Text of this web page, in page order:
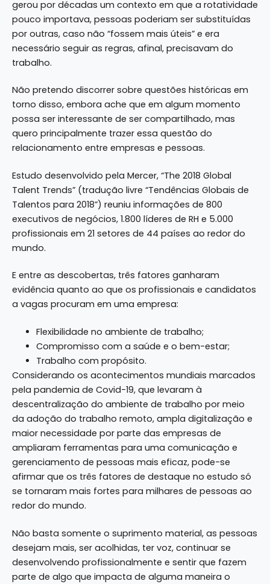
gerou por décadas um contexto em que a rotatividade
pouco importava, pessoas poderiam ser substituídas
por outras, caso não “fossem mais úteis” e era
necessário seguir as regras, afinal, precisavam do
trabalho.
Não pretendo discorrer sobre questões históricas em
torno disso, embora ache que em algum momento
possa ser interessante de ser compartilhado, mas
quero principalmente trazer essa questão do
relacionamento entre empresas e pessoas.
Estudo desenvolvido pela Mercer, “The 2018 Global
Talent Trends” (tradução livre “Tendências Globais de
Talentos para 2018”) reuniu informações de 800
executivos de negócios, 1.800 líderes de RH e 5.000
profissionais em 21 setores de 44 países ao redor do
mundo.
E entre as descobertas, três fatores ganharam
evidência quanto ao que os profissionais e candidatos
a vagas procuram em uma empresa:
Flexibilidade no ambiente de trabalho;
Compromisso com a saúde e o bem-estar;
Trabalho com propósito.
Considerando os acontecimentos mundiais marcados
pela pandemia de Covid-19, que levaram à
descentralização do ambiente de trabalho por meio
da adoção do trabalho remoto, ampla digitalização e
maior necessidade por parte das empresas de
ampliaram ferramentas para uma comunicação e
gerenciamento de pessoas mais eficaz, pode-se
afirmar que os três fatores de destaque no estudo só
se tornaram mais fortes para milhares de pessoas ao
redor do mundo.
Não basta somente o suprimento material, as pessoas
desejam mais, ser acolhidas, ter voz, continuar se
desenvolvendo profissionalmente e sentir que fazem
parte de algo que impacta de alguma maneira o